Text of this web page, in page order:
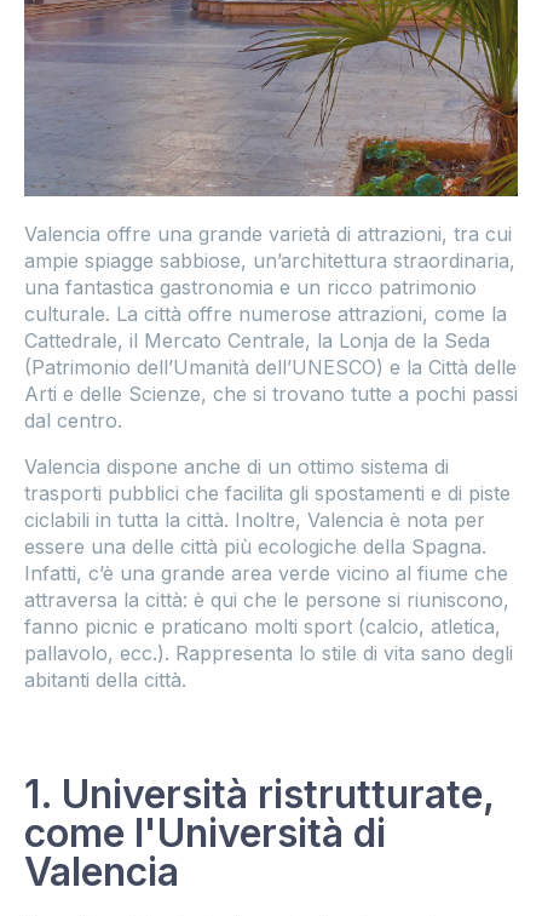
Valencia offre una grande varietà di attrazioni, tra cui
ampie spiagge sabbiose, un’architettura straordinaria,
una fantastica gastronomia e un ricco patrimonio
culturale. La città offre numerose attrazioni, come la
Cattedrale, il Mercato Centrale, la Lonja de la Seda
(Patrimonio dell’Umanità dell’UNESCO) e la Città delle
Arti e delle Scienze, che si trovano tutte a pochi passi
dal centro.
Valencia dispone anche di un ottimo sistema di
trasporti pubblici che facilita gli spostamenti e di piste
ciclabili in tutta la città. Inoltre, Valencia è nota per
essere una delle città più ecologiche della Spagna.
Infatti, c’è una grande area verde vicino al fiume che
attraversa la città: è qui che le persone si riuniscono,
fanno picnic e praticano molti sport (calcio, atletica,
pallavolo, ecc.). Rappresenta lo stile di vita sano degli
abitanti della città.
1. Università ristrutturate,
come l'Università di
Valencia